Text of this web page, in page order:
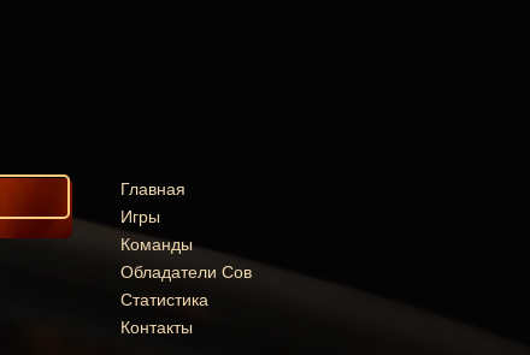
Главная
Игры
Команды
Обладатели Сов
Статистика
Контакты